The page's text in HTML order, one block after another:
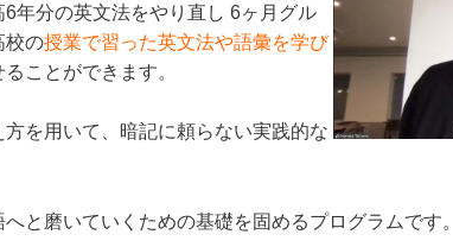
年分の英文法をやり直し 6ヶ月グル
校の授業で習った英文法や語彙を学び
ることができます。
方を用いて、暗記に頼らない実践的な
と磨いていくための基礎を固めるプログラムです。